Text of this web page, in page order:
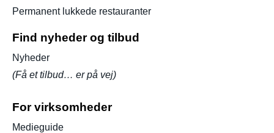
Permanent lukkede restauranter
Find nyheder og tilbud
Nyheder
(Få et tilbud… er på vej)
For virksomheder
Medieguide